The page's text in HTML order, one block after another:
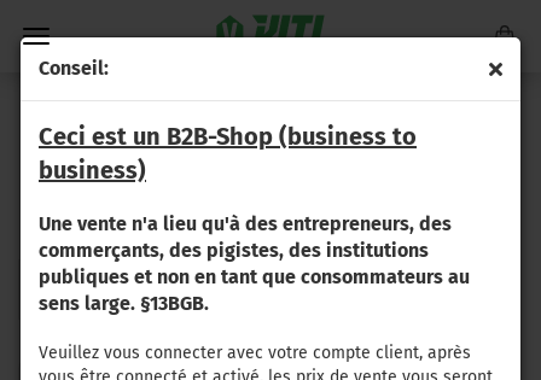
Conseil:
Ceci est un B2B-Shop (business to
business)
Une vente n'a lieu qu'à des entrepreneurs, des
commerçants, des pigistes, des institutions
publiques et non en tant que consommateurs au
sens large. §13BGB.
Veuillez vous connecter avec votre compte client, après
G 170 / G 175 V / G 135 V
appropriées seront affichées.
G 135 V G 170 G 175 V
Trier par
Trier par 8 par page
par page